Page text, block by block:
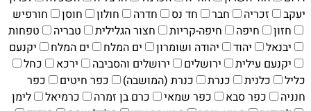
יעקב
זכריה חבר חד נס חדרה חולון חוסן
חורפיש
חזון
חיפה חיפה-קריות חצור הגלילית טבריה
טפחות
יבנאל
יהוד יהודה ושומרון ים המלח ים המלח
יקנעם
יקנעם עילית
ירושלים ירושלים והסביבה ירכא
כחל
כליל
כלנית כנרת כנרת (המושבה) כפר חיטים
כפר
חנניה
כפר סבא כפר שמאי כרם בן זמרה כרמיאל
לימן